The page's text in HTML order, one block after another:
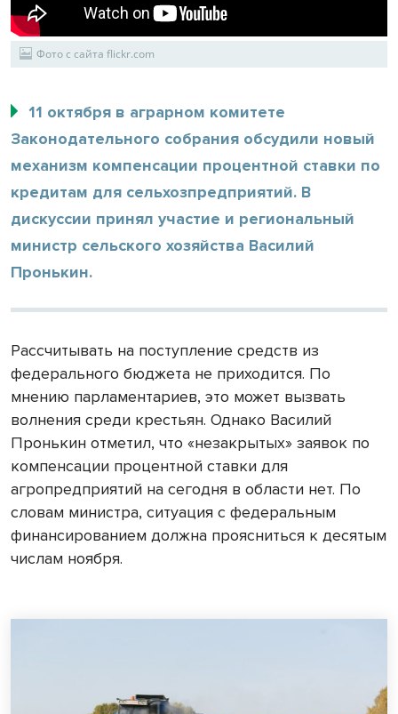
Фото с сайта flickr.com
11 октября в аграрном комитете
Законодательного собрания обсудили новый
механизм компенсации процентной ставки по
кредитам для сельхозпредприятий. В
дискуссии принял участие и региональный
министр сельского хозяйства Василий
Пронькин.
Рассчитывать на поступление средств из
федерального бюджета не приходится. По
мнению парламентариев, это может вызвать
волнения среди крестьян. Однако Василий
Пронькин отметил, что «незакрытых» заявок по
компенсации процентной ставки для
агропредприятий на сегодня в области нет. По
словам министра, ситуация с федеральным
финансированием должна проясниться к десятым
числам ноября.